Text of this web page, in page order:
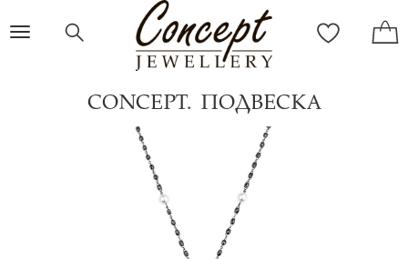
Toggle
CONCEPT. ПОДВЕСКА